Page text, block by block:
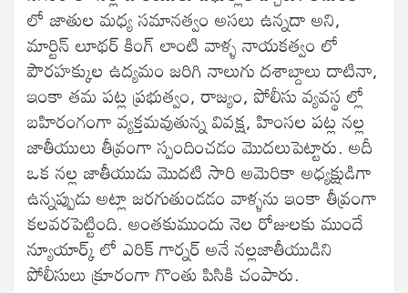
లో జాతుల మధ్య సమానత్వం అసలు ఉన్నదా అని,
మార్టిన్ లూథర్ కింగ్ లాంటి వాళ్ళ నాయకత్వం లో
పౌరహక్కుల ఉద్యమం జరిగి నాలుగు దశాబ్దాలు దాటినా,
ఇంకా తమ పట్ల ప్రభుత్వం, రాజ్యం, పోలీసు వ్యవస్థ ల్లో
బహిరంగంగా వ్యక్తమవుతున్న వివక్ష, హింసల పట్ల నల్ల
జాతీయులు తీవ్రంగా స్పందించడం మొదలుపెట్టారు. అదీ
ఒక నల్ల జాతీయుడు మొదటి సారి అమెరికా అధ్యక్షుడిగా
ఉన్నప్పుడు అట్లా జరగుతుండడం వాళ్ళను ఇంకా తీవ్రంగా
కలవరపెట్టింది. అంతకుముందు నెల రోజులకు ముందే
న్యూయార్క్ లో ఎరిక్ గార్నర్ అనే నల్లజాతీయుడిని
పోలీసులు క్రూరంగా గొంతు పిసికి చంపారు.